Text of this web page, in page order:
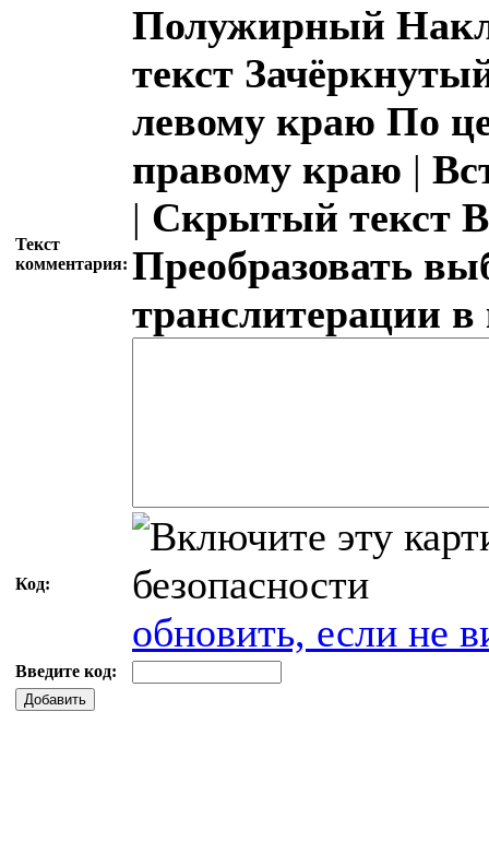
Текст
комментария:
Полужирный
текст
левому краю По
правому краю |
| Скрытый текст
Преобразовать
транслитерации
Код:
обновить, если не
Введите код:
Добавить